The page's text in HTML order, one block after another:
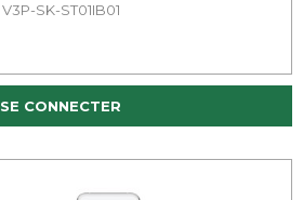
V3P-SK-ST01IB01
SE CONNECTER